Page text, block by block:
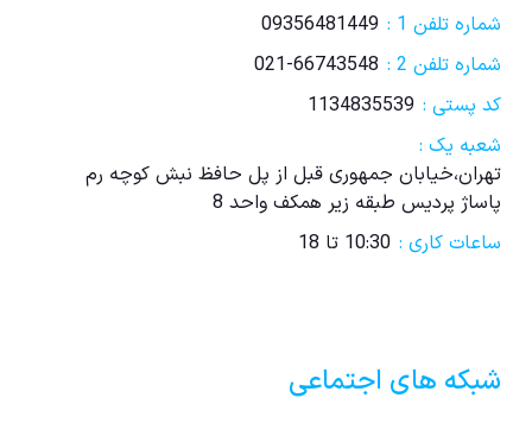
شماره تلفن 1 :
09356481449
شماره تلفن 2 :
021-66743548
کد پستی : 1134835539
شعبه یک :
تهران،خیابان جمهوری قبل از پل حافظ نبش کوچه رم
پاساژ پردیس طبقه زیر همکف واحد 8
ساعات کاری : 10:30 تا 18
شبکه های اجتماعی